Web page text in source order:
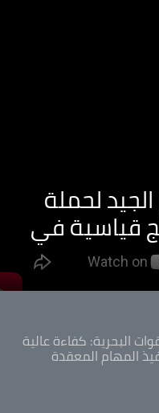
لحملة
قياسية في
البحرية: كفاءة عالية
المهام المعقدة